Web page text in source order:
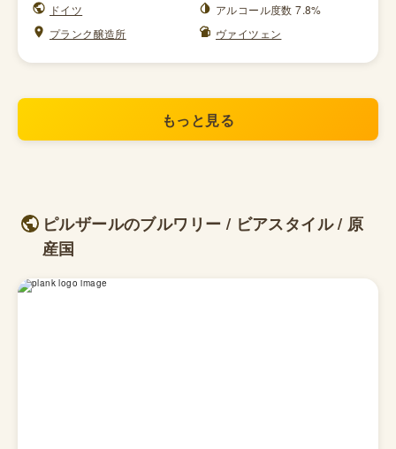
ドイツ
アルコール度数 7.8%
プランク醸造所
ヴァイツェン
もっと見る
ピルザールのブルワリー / ビアスタイル / 原
産国